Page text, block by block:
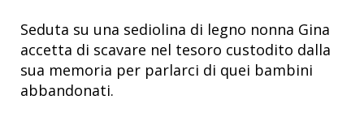
Seduta su una sediolina di legno nonna Gina
accetta di scavare nel tesoro custodito dalla
sua memoria per parlarci di quei bambini
abbandonati.